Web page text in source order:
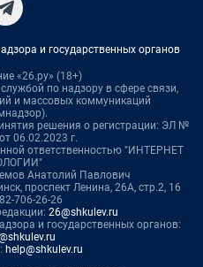
и государственных органов
«26.ру» (18+)
по надзору в сфере связи,
и массовых коммуникаций
решения о регистрации: ЭЛ №
06.02.2023 г.
ответственностью "ИНТЕРНЕТ
Анатолий Павлович
проспект Ленина, 26А, стр.2, 16
706-26-26
26@shkulev.ru
и государственных органов:
help@shkulev.ru